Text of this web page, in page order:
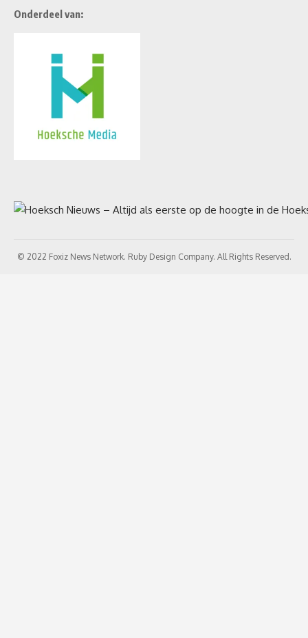
Onderdeel van:
© 2022 Foxiz News Network. Ruby Design Company. All Rights Reserved.